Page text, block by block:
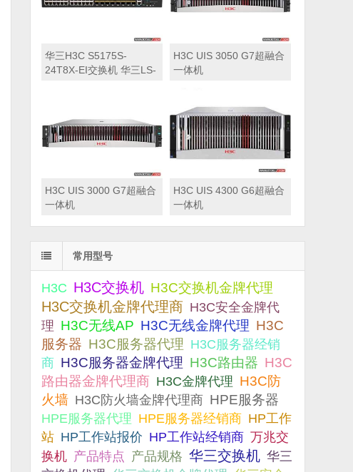
华三H3C S5175S-
24T8X-EI交换机 华三LS-
H3C UIS 3050 G7超融合
一体机
H3C UIS 3000 G7超融合
一体机
H3C UIS 4300 G6超融合
一体机
常用型号
H3C H3C交换机 H3C交换机金牌代理
H3C交换机金牌代理商 H3C安全金牌代
理 H3C无线AP H3C无线金牌代理 H3C
服务器 H3C服务器代理 H3C服务器经销
商 H3C服务器金牌代理 H3C路由器 H3C
路由器金牌代理商 H3C金牌代理 H3C防
火墙 H3C防火墙金牌代理商 HPE服务器
HPE服务器代理 HPE服务器经销商 HP工作
站 HP工作站报价 HP工作站经销商 万兆交
换机 产品特点 产品规格 华三交换机 华三